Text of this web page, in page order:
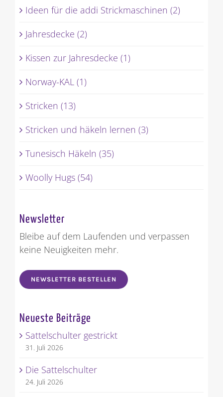
Ideen für die addi Strickmaschinen (2)
Jahresdecke (2)
Kissen zur Jahresdecke (1)
Norway-KAL (1)
Stricken (13)
Stricken und häkeln lernen (3)
Tunesisch Häkeln (35)
Woolly Hugs (54)
Newsletter
Bleibe auf dem Laufenden und verpassen
keine Neuigkeiten mehr.
NEWSLETTER BESTELLEN
Neueste Beiträge
Sattelschulter gestrickt
31. Juli 2026
Die Sattelschulter
24. Juli 2026